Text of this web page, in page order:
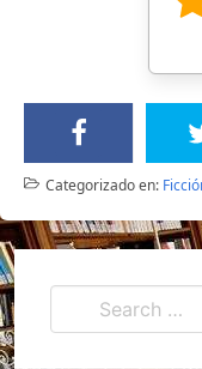
Categorizado en: